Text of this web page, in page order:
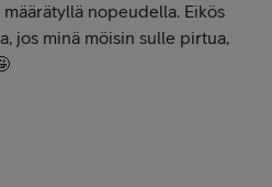
nopeudella. Eikös
jos minä möisin sulle pirtua,